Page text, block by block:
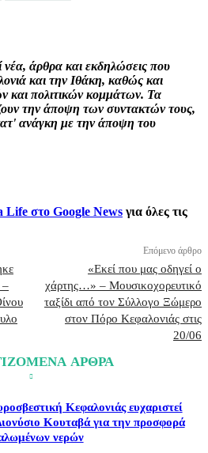
νέα, άρθρα και εκδηλώσεις που
και την Ιθάκη, καθώς και
και πολιτικών κομμάτων. Τα
την άποψη των συντακτών τους,
ανάγκη με την άποψη του
Life στο Google News για όλες τις
–
Επόμενο άρθρο
«Εκεί που μας οδηγεί ο
χάρτης…» – Μουσικοχορευτικό
ταξίδι από τον Σύλλογο Ξώμερο
στον Πόρο Κεφαλονιάς στις
20/06
ΑΡΘΡΑ
Κεφαλονιάς ευχαριστεί
Κουταβά για την προσφορά
νερών